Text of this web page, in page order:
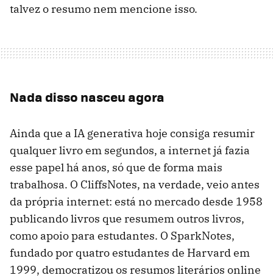
talvez o resumo nem mencione isso.
Nada disso nasceu agora
Ainda que a IA generativa hoje consiga resumir
qualquer livro em segundos, a internet já fazia
esse papel há anos, só que de forma mais
trabalhosa. O CliffsNotes, na verdade, veio antes
da própria internet: está no mercado desde 1958
publicando livros que resumem outros livros,
como apoio para estudantes. O SparkNotes,
fundado por quatro estudantes de Harvard em
1999, democratizou os resumos literários online